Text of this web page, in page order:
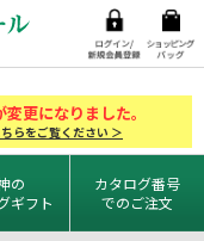
更になりました。
らをご覧ください ＞
の
ギフト
カタログ番号
でのご注文